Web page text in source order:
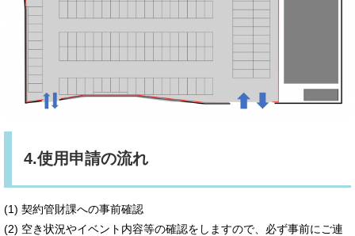
4.使用申請の流れ
(1) 契約管財課への事前確認
(2) 空き状況やイベント内容等の確認をしますので、必ず事前にご連